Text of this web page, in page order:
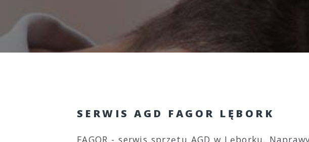
SERWIS AGD FAGOR LĘBORK
FAGOR - serwis sprzętu AGD w Lęborku.